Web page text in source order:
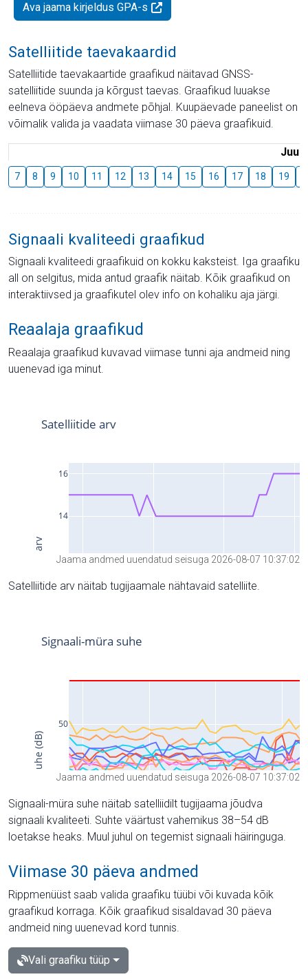
Ava jaama kirjeldus GPA-s
Satelliitide taevakaardid
Satelliitide taevakaartide graafikud näitavad GNSS-
satelliitide suunda ja kõrgust taevas. Graafikud luuakse
eelneva ööpäeva andmete põhjal. Kuupäevade paneelist on
võimalik valida ja vaadata viimase 30 päeva graafikuid.
Juuli
7 8 9 10 11 12 13 14 15 16 17 18 19
Signaali kvaliteedi graafikud
Signaali kvaliteedi graafikuid on kokku kaksteist. Iga graafiku
all on selgitus, mida antud graafik näitab. Kõik graafikud on
interaktiivsed ja graafikutel olev info on kohaliku aja järgi.
Reaalaja graafikud
Reaalaja graafikud kuvavad viimase tunni aja andmeid ning
uuenevad iga minut.
Jaama andmed uuendatud seisuga 2026-08-07 10:37:02
Satelliitide arv näitab tugijaamale nähtavaid satelliite.
Jaama andmed uuendatud seisuga 2026-08-07 10:37:02
Signaali-müra suhe näitab satelliidilt tugijaama jõudva
signaali kvaliteeti. Suhte väärtust vahemikus 38–54 dB
loetakse heaks. Muul juhul on tegemist signaali häiringuga.
Viimase 30 päeva andmed
Rippmenüüst saab valida graafiku tüübi või kuvada kõik
graafikud korraga. Kõik graafikud sisaldavad 30 päeva
andmeid ning uuenevad kord tunnis.
Vali graafiku tüüp